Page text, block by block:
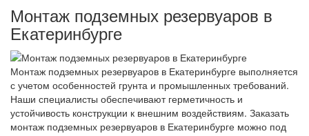
Монтаж подземных резервуаров в
Екатеринбурге
Монтаж подземных резервуаров в Екатеринбурге выполняется
с учетом особенностей грунта и промышленных требований.
Наши специалисты обеспечивают герметичность и
устойчивость конструкции к внешним воздействиям. Заказать
монтаж подземных резервуаров в Екатеринбурге можно под